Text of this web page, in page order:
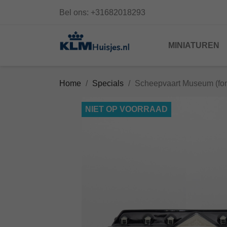
Bel ons: +31682018293
MINIATUREN
Home Specials Scheepvaart Museum
NIET OP VOORRAAD